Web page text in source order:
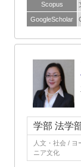
Scopus
GoogleScholar
学部 法学
人文・社会 /
ニア文化